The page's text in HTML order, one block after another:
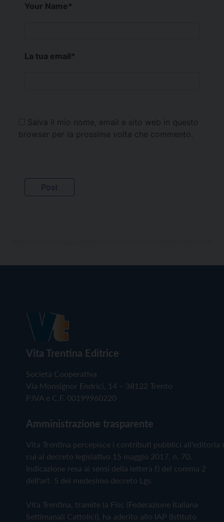
Your Name*
La tua email*
Salva il mio nome, email e sito web in questo
browser per la prossima volta che commento.
Vita Trentina Editrice
Società Cooperativa
Via Monsignor Endrici, 14 – 38122 Trento
P.IVA e C.F. 00199960220
Amministrazione trasparente
Vita Trentina percepisce i contributi pubblici all'editoria
cui al decreto legislativo 15 maggio 2017, n. 70.
Indicazione resa ai sensi della lettera f) del comma 2
dell'art. 5 del medesimo decreto Lgs.
Vita Trentina, tramite la Fisc (Federazione Italiana
Settimanali Cattolici), ha aderito allo IAP (Istituto